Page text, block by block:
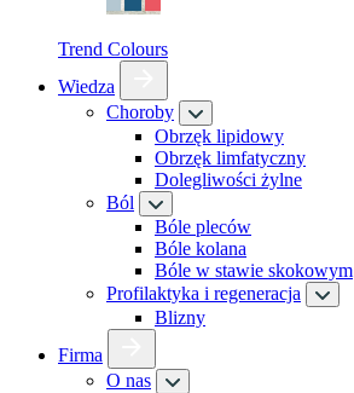
Trend Colours
Wiedza
Choroby
Obrzęk lipidowy
Obrzęk limfatyczny
Dolegliwości żylne
Ból
Bóle pleców
Bóle kolana
Bóle w stawie skokowym
Profilaktyka i regeneracja
Blizny
Firma
O nas